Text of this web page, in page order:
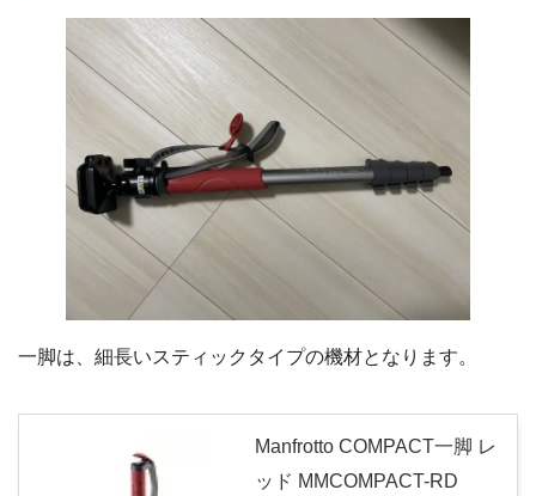
一脚は、細長いスティックタイプの機材となります。
Manfrotto COMPACT一脚 レ
ッド MMCOMPACT-RD